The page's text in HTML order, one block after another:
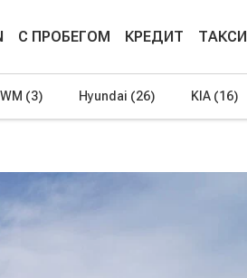
С ПРОБЕГОМ КРЕДИТ ТАКСИ
(3) Hyundai (26) KIA (16)